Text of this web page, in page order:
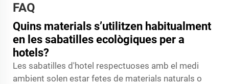
FAQ
Quins materials s’utilitzen habitualment
en les sabatilles ecològiques per a
hotels?
Les sabatilles d'hotel respectuoses amb el medi
ambient solen estar fetes de materials naturals o